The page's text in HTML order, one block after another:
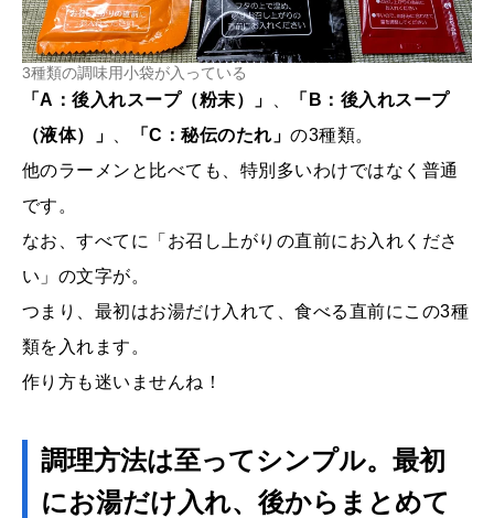
3種類の調味用小袋が入っている
「A：後入れスープ（粉末）」
「B：後入れスープ
（液体）」
「C：秘伝のたれ」の3種類。
他のラーメンと比べても、特別多いわけではなく普通
です。
なお、すべてに「お召し上がりの直前にお入れくださ
い」の文字が。
つまり、最初はお湯だけ入れて、食べる直前にこの3種
類を入れます。
作り方も迷いませんね！
調理方法は至ってシンプル。最初
にお湯だけ入れ、後からまとめて